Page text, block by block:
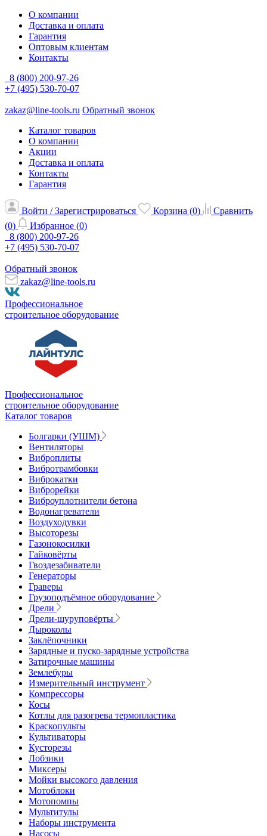
О компании
Доставка и оплата
Гарантия
Оптовым клиентам
Контакты
8 (800) 200-97-26
+7 (495) 530-70-07
zakaz@line-tools.ru Обратный звонок
Каталог товаров
О компании
Акции
Доставка и оплата
Контакты
Гарантия
Войти / Зарегистрироваться Корзина (0)
Сравнить
(0) Избранное (0)
8 (800) 200-97-26
+7 (495) 530-70-07
Обратный звонок
zakaz@line-tools.ru
Профессиональное
строительное оборудование
Профессиональное
строительное оборудование
Каталог товаров
Болгарки (УШМ)
Вентиляторы
Виброплиты
Вибротрамбовки
Виброкатки
Виброрейки
Виброуплотнители бетона
Водонагреватели
Воздуходувки
Высоторезы
Газонокосилки
Гайковёрты
Гвоздезабиватели
Генераторы
Граверы
Грузоподъёмное оборудование
Дрели
Дрели-шуруповёрты
Дыроколы
Заклёпочники
Зарядные и пуско-зарядные устройства
Затирочные машины
Землебуры
Измерительный инструмент
Компрессоры
Косы
Котлы для разогрева термопластика
Краскопульты
Культиваторы
Кусторезы
Лобзики
Миксеры
Мойки высокого давления
Мотоблоки
Мотопомпы
Мультитулы
Наборы инструмента
Насосы